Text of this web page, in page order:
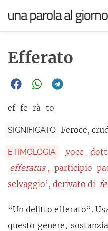
Efferato
ef-fe-rà-to
SIGNIFICATO Feroce,
ETIMOLOGIA voce
efferatus , participio
selvaggio’, derivato di
“Un delitto efferato”.
questo genere,